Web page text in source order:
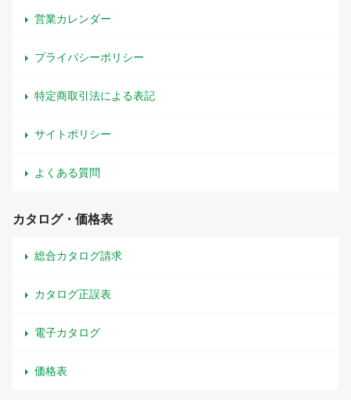
営業カレンダー
プライバシーポリシー
特定商取引法による表記
サイトポリシー
よくある質問
カタログ・価格表
総合カタログ請求
カタログ正誤表
電子カタログ
価格表